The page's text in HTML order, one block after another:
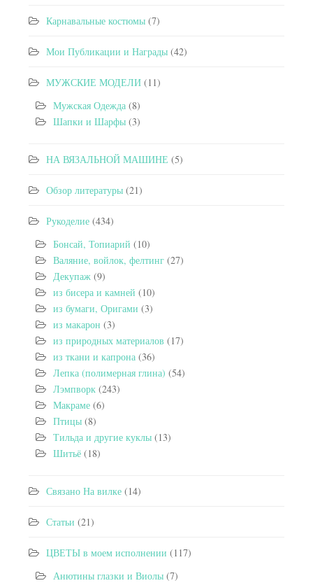
Карнавальные костюмы (7)
Мои Публикации и Награды (42)
МУЖСКИЕ МОДЕЛИ (11)
Мужская Одежда (8)
Шапки и Шарфы (3)
НА ВЯЗАЛЬНОЙ МАШИНЕ (5)
Обзор литературы (21)
Рукоделие (434)
Бонсай, Топиарий (10)
Валяние, войлок, фелтинг (27)
Декупаж (9)
из бисера и камней (10)
из бумаги, Оригами (3)
из макарон (3)
из природных материалов (17)
из ткани и капрона (36)
Лепка (полимерная глина) (54)
Лэмпворк (243)
Макраме (6)
Птицы (8)
Тильда и другие куклы (13)
Шитьё (18)
Связано На вилке (14)
Статьи (21)
ЦВЕТЫ в моем исполнении (117)
Анютины глазки и Виолы (7)